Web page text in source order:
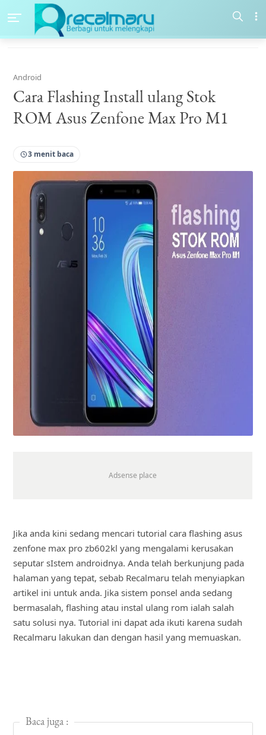
Android
Cara Flashing Install ulang Stok
ROM Asus Zenfone Max Pro M1
3 menit baca
Jika anda kini sedang mencari tutorial cara flashing asus
zenfone max pro zb602kl yang mengalami kerusakan
seputar sIstem androidnya. Anda telah berkunjung pada
halaman yang tepat, sebab Recalmaru telah menyiapkan
artikel ini untuk anda. Jika sistem ponsel anda sedang
bermasalah, flashing atau instal ulang rom ialah salah
satu solusi nya. Tutorial ini dapat ada ikuti karena sudah
Recalmaru lakukan dan dengan hasil yang memuaskan.
Baca juga :